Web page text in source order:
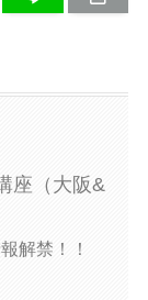
座（大阪&
解禁！！